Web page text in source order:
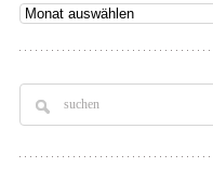
Archiv